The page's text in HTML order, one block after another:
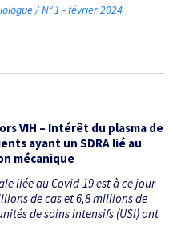
/ N° 1 - février 2024
VIH – Intérêt du plasma de
ayant un SDRA lié au
mécanique
liée au Covid-19 est à ce jour
de cas et 6,8 millions de
de soins intensifs (USI) ont